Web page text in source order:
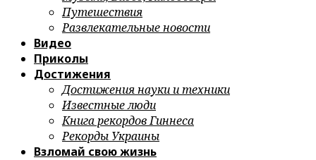
Путешествия
Развлекательные новости
Видео
Приколы
Достижения
Достижения науки и техники
Известные люди
Книга рекордов Гиннеса
Рекорды Украины
Взломай свою жизнь